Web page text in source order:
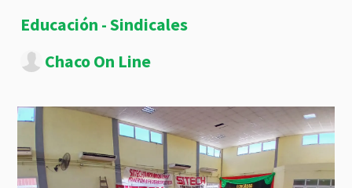
Educación - Sindicales
Chaco On Line